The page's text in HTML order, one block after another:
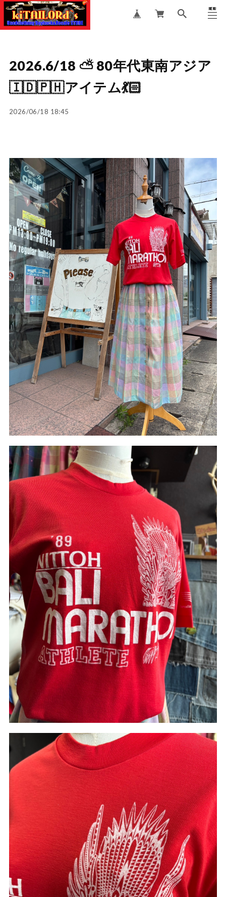
MENU
CLOSE
2026.6/18 ⛅️ 80年代東南アジア
🇮🇩🇵🇭アイテム💃🏻
2026/06/18 18:45